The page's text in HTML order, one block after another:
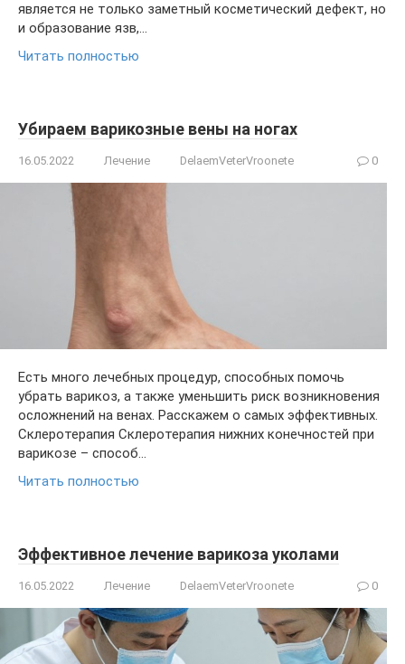
является не только заметный косметический дефект, но
и образование язв,…
Читать полностью
Убираем варикозные вены на ногах
16.05.2022 Лечение DelaemVeterVroonete 0
Есть много лечебных процедур, способных помочь
убрать варикоз, а также уменьшить риск возникновения
осложнений на венах. Расскажем о самых эффективных.
Склеротерапия Склеротерапия нижних конечностей при
варикозе – способ…
Читать полностью
Эффективное лечение варикоза уколами
16.05.2022 Лечение DelaemVeterVroonete 0